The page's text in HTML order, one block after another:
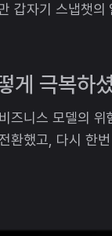
갑자기 스냅챗
게 극복하
즈니스 모델의
환했고, 다시 한